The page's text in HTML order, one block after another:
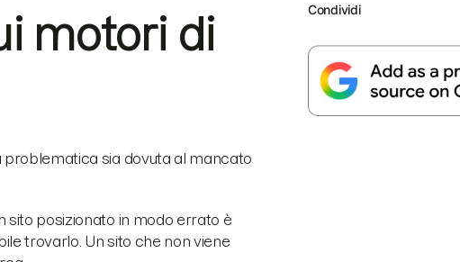
motori di
problematica sia dovuta al mancato
sito posizionato in modo errato è
trovarlo. Un sito che non viene
Condividi